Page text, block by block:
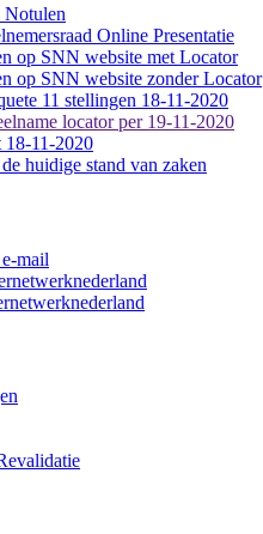
Notulen
Online Presentatie
op SNN website met Locator
op SNN website zonder Locator
11 stellingen 18-11-2020
locator per 19-11-2020
18-11-2020
huidige stand van zaken
mail